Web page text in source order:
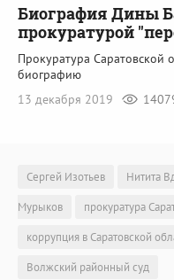
Биография Дины
прокуратурой
Прокуратура Саратовской
биографию
13 декабря 2019
Сергей Изотьев Нитита
Мурыков
прокуратура
коррупция в Саратовской
Волжский районный суд